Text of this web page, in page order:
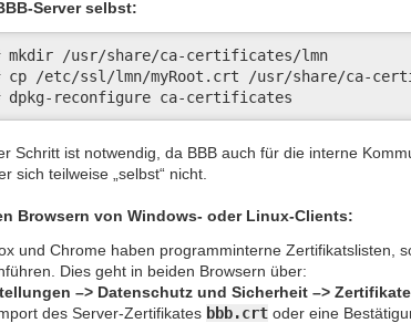
Server selbst:
mkdir /usr/share/ca-certificates/lmn
cp /etc/ssl/lmn/myRoot.crt /usr/share/ca-
dpkg-reconfigure ca-certificates
Schritt ist notwendig, da BBB auch für die interne
sich teilweise „selbst“ nicht.
Browsern von Windows- oder Linux-Clients:
und Chrome haben programminterne Zertifikatslisten,
Dies geht in beiden Browsern über:
–> Datenschutz und Sicherheit –>
des Server-Zertifikates bbb.crt oder eine